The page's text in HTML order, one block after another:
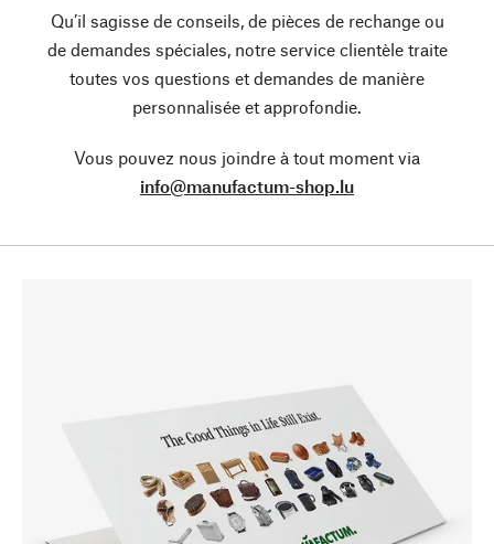
Qu’il sagisse de conseils, de pièces de rechange ou
de demandes spéciales, notre service clientèle traite
toutes vos questions et demandes de manière
personnalisée et approfondie.
Vous pouvez nous joindre à tout moment via
info@manufactum-shop.lu